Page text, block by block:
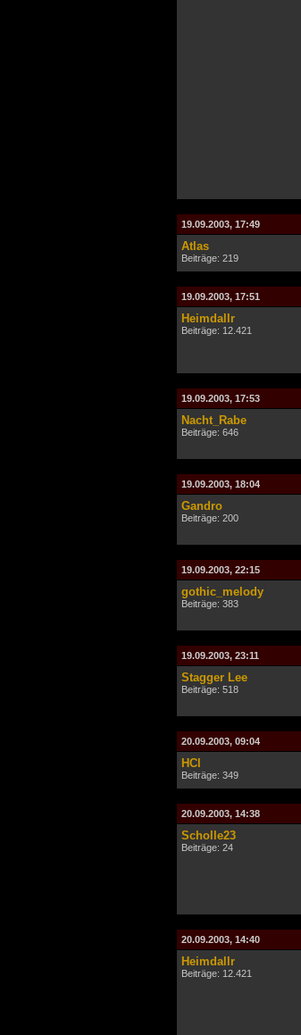
19.09.2003, 17:49
Atlas
Beiträge: 219
19.09.2003, 17:51
Heimdallr
Beiträge: 12.421
19.09.2003, 17:53
Nacht_Rabe
Beiträge: 646
19.09.2003, 18:04
Gandro
Beiträge: 200
19.09.2003, 22:15
gothic_melody
Beiträge: 383
19.09.2003, 23:11
Stagger Lee
Beiträge: 518
20.09.2003, 09:04
HCl
Beiträge: 349
20.09.2003, 14:38
Scholle23
Beiträge: 24
20.09.2003, 14:40
Heimdallr
Beiträge: 12.421